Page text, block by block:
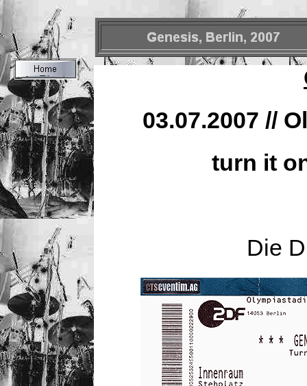
03.07.2007 //
turn it
Die